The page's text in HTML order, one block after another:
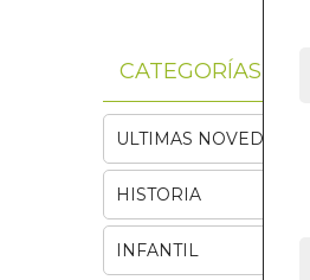
CATEGORÍAS
ULTIMAS NOVEDADES
HISTORIA
INFANTIL